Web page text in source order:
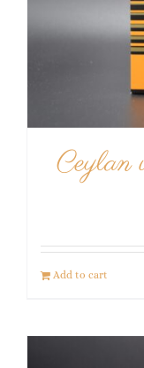
Ceylan
Add to cart